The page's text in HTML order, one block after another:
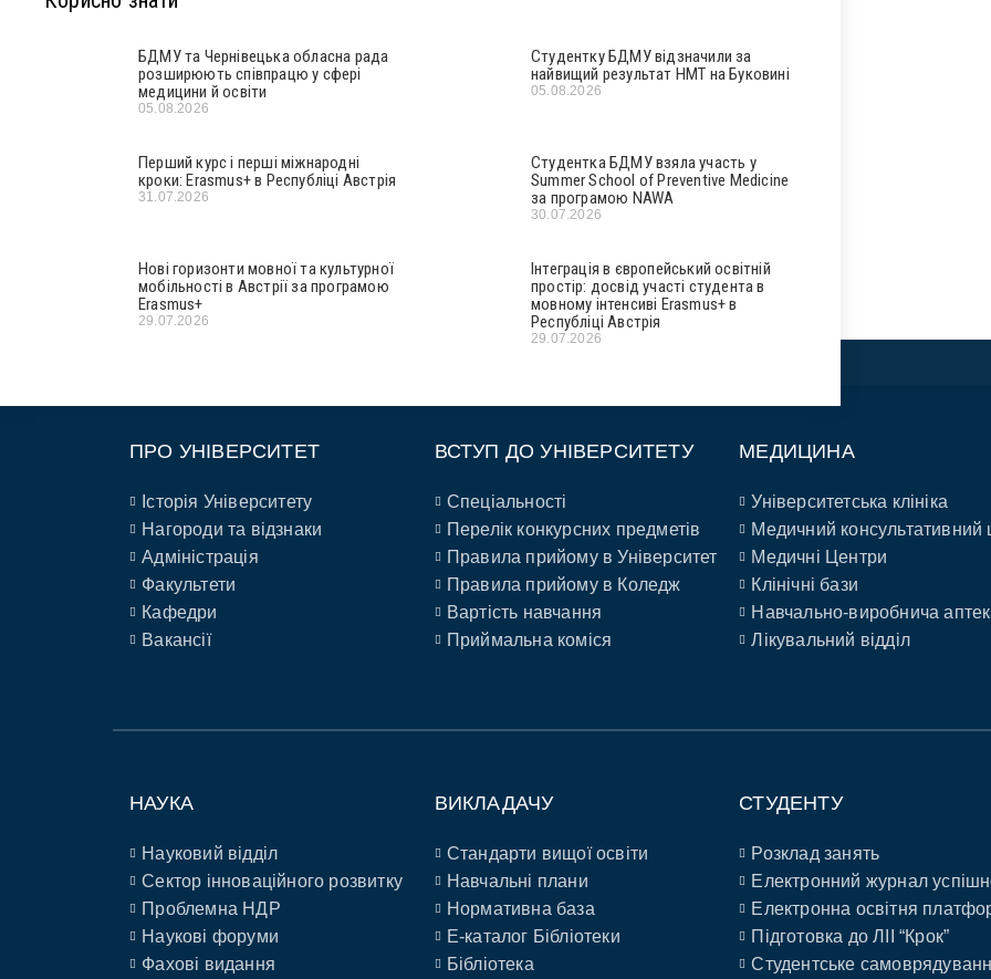
БДМУ та Чернівецька обласна рада
розширюють співпрацю у сфері
медицини й освіти
05.08.2026
Студентку БДМУ відзначили за
найвищий результат НМТ на Буковині
05.08.2026
Перший курс і перші міжнародні
кроки: Erasmus+ в Республіці Австрія
31.07.2026
Студентка БДМУ взяла участь у
Summer School of Preventive Medicine
за програмою NAWA
30.07.2026
Нові горизонти мовної та культурної
мобільності в Австрії за програмою
Erasmus+
29.07.2026
Інтеграція в європейський освітній
простір: досвід участі студента в
мовному інтенсиві Erasmus+ в
Республіці Австрія
29.07.2026
ПРО УНІВЕРСИТЕТ
Історія Університету
Нагороди та відзнаки
Адміністрація
Факультети
Кафедри
Вакансії
ВСТУП ДО УНІВЕРСИТЕТУ
Спеціальності
Перелік конкурсних предметів
Правила прийому в Університет
Правила прийому в Коледж
Вартість навчання
Приймальна коміся
МЕДИЦИНА
Університетська клініка
Медичний консультативний
Медичні Центри
Клінічні бази
Навчально-виробнича
Лікувальний відділ
НАУКА
Науковий відділ
Сектор інноваційного розвитку
Проблемна НДР
Наукові форуми
Фахові видання
ВИКЛАДАЧУ
Стандарти вищої освіти
Навчальні плани
Нормативна база
E-каталог Бібліотеки
Бібліотека
СТУДЕНТУ
Розклад занять
Електронний журнал
Електронна освітня
Підготовка до ЛІІ “Крок”
Студентське